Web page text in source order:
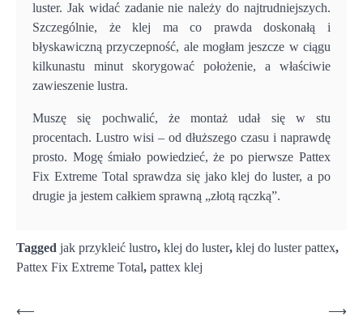
luster. Jak widać zadanie nie należy do najtrudniejszych.
Szczególnie, że klej ma co prawda doskonałą i
błyskawiczną przyczepność, ale mogłam jeszcze w ciągu
kilkunastu minut skorygować położenie, a właściwie
zawieszenie lustra.
Muszę się pochwalić, że montaż udał się w stu
procentach. Lustro wisi – od dłuższego czasu i naprawdę
prosto. Mogę śmiało powiedzieć, że po pierwsze Pattex
Fix Extreme Total sprawdza się jako klej do luster, a po
drugie ja jestem całkiem sprawną „złotą rączką”.
Tagged jak przykleić lustro, klej do luster, klej do luster pattex,
Pattex Fix Extreme Total, pattex klej
Nawigacja
⟵
⟶